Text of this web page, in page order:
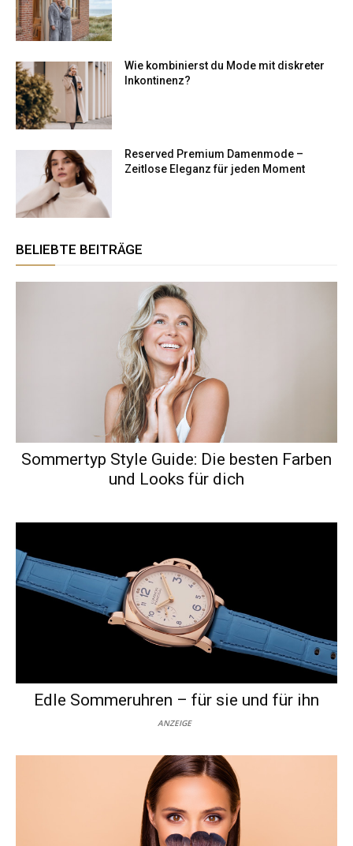
Wie kombinierst du Mode mit diskreter
Inkontinenz?
Reserved Premium Damenmode –
Zeitlose Eleganz für jeden Moment
BELIEBTE BEITRÄGE
Sommertyp Style Guide: Die besten Farben
und Looks für dich
Edle Sommeruhren – für sie und für ihn
ANZEIGE